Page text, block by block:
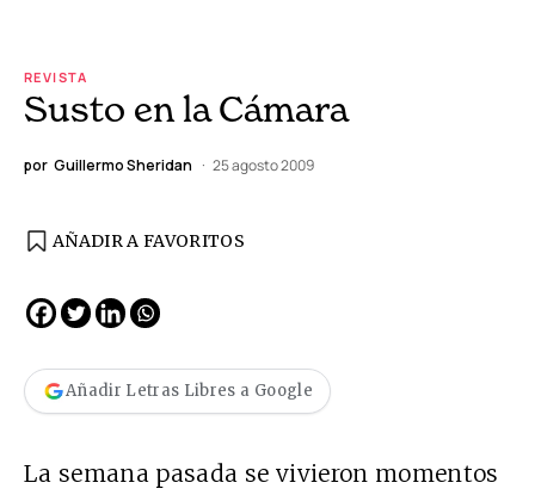
REVISTA
Susto en la Cámara
por Guillermo Sheridan 25 agosto 2009
AÑADIR A FAVORITOS
Añadir Letras Libres a Google
La semana pasada se vivieron momentos